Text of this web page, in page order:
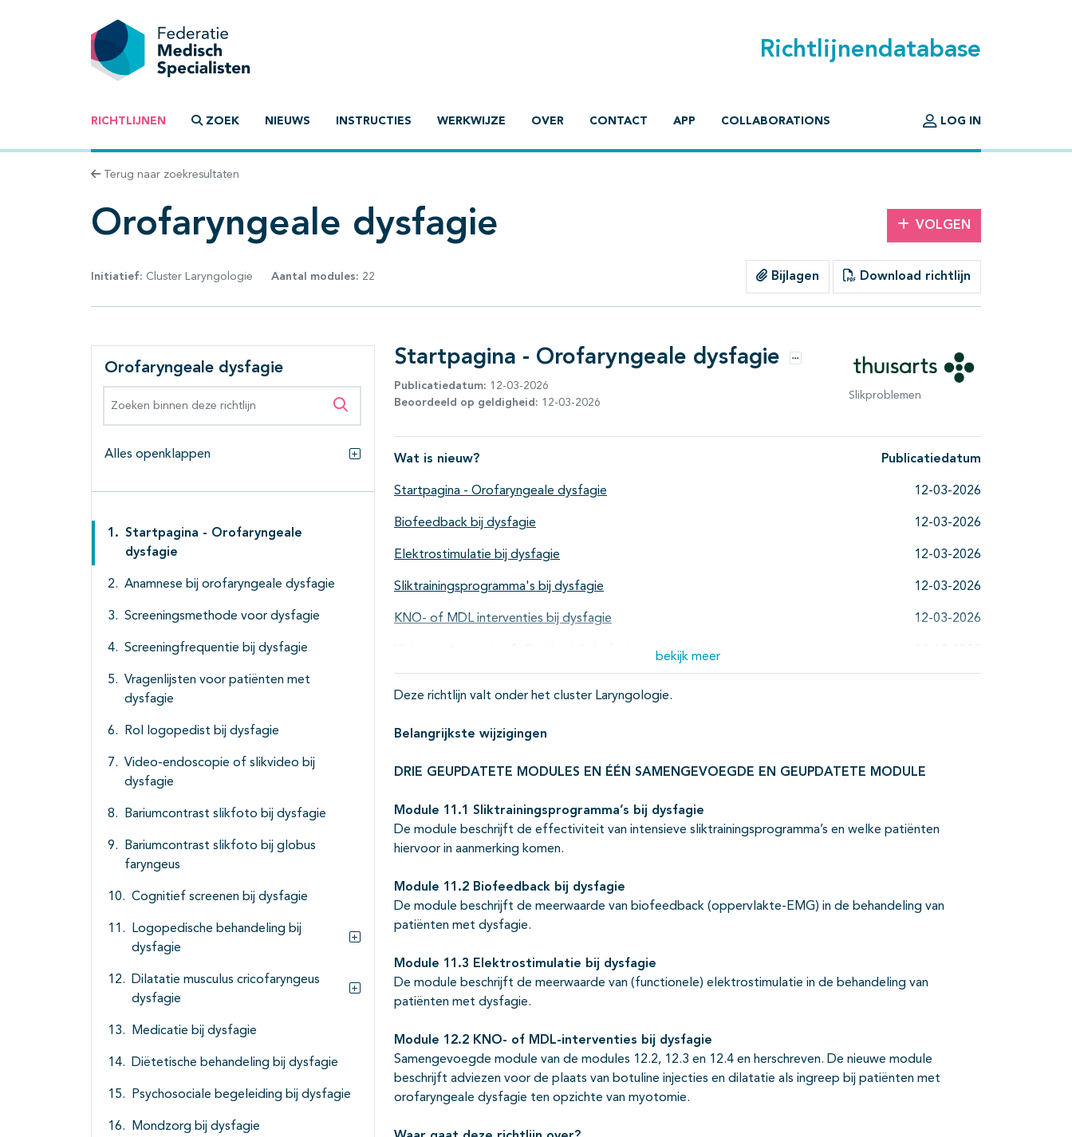
Richtlijnendatabase
RICHTLIJNEN ZOEK NIEUWS INSTRUCTIES WERKWIJZE OVER CONTACT APP COLLABORATIONS LOG IN
Terug naar zoekresultaten
Orofaryngeale dysfagie VOLGEN
Initiatief: Cluster Laryngologie Aantal modules: 22 Bijlagen Download richtlijn
Orofaryngeale dysfagie
Zoeken binnen deze richtlijn
Alles openklappen
Startpagina - Orofaryngeale
dysfagie
Anamnese bij orofaryngeale dysfagie
Screeningsmethode voor dysfagie
Screeningfrequentie bij dysfagie
Vragenlijsten voor patiënten met
dysfagie
Rol logopedist bij dysfagie
Video-endoscopie of slikvideo bij
dysfagie
Bariumcontrast slikfoto bij dysfagie
Bariumcontrast slikfoto bij globus
faryngeus
Cognitief screenen bij dysfagie
Logopedische behandeling bij
dysfagie
Subpagina's open- en dichtklappen
Dilatatie musculus cricofaryngeus
dysfagie
Subpagina's open- en dichtklappen
Medicatie bij dysfagie
Diëtetische behandeling bij dysfagie
Psychosociale begeleiding bij dysfagie
Mondzorg bij dysfagie
Startpagina - Orofaryngeale dysfagie Opties
Publicatiedatum: 12-03-2026
Beoordeeld op geldigheid: 12-03-2026
Slikproblemen
Wat is nieuw? Publicatiedatum
Startpagina - Orofaryngeale dysfagie 12-03-2026
Biofeedback bij dysfagie 12-03-2026
Elektrostimulatie bij dysfagie 12-03-2026
Sliktrainingsprogramma's bij dysfagie 12-03-2026
KNO- of MDL interventies bij dysfagie 12-03-2026
bekijk meer
Deze richtlijn valt onder het cluster Laryngologie.
Belangrijkste wijzigingen
DRIE GEUPDATETE MODULES EN ÉÉN SAMENGEVOEGDE EN GEUPDATETE MODULE
Module 11.1 Sliktrainingsprogramma’s bij dysfagie
De module beschrijft de effectiviteit van intensieve sliktrainingsprogramma’s en welke patiënten
hiervoor in aanmerking komen.
Module 11.2 Biofeedback bij dysfagie
De module beschrijft de meerwaarde van biofeedback (oppervlakte-EMG) in de behandeling van
patiënten met dysfagie.
Module 11.3 Elektrostimulatie bij dysfagie
De module beschrijft de meerwaarde van (functionele) elektrostimulatie in de behandeling van
patiënten met dysfagie.
Module 12.2 KNO- of MDL-interventies bij dysfagie
Samengevoegde module van de modules 12.2, 12.3 en 12.4 en herschreven. De nieuwe module
beschrijft adviezen voor de plaats van botuline injecties en dilatatie als ingreep bij patiënten met
orofaryngeale dysfagie ten opzichte van myotomie.